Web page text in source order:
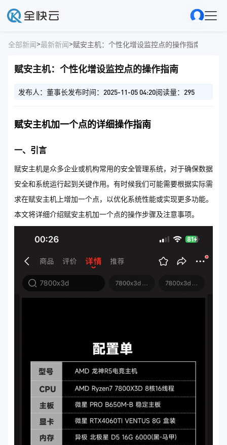
全部新闻>最新新闻>赋安主机：个性化增设监控点的操作指南
赋安主机：个性化增设监控点的操作指南
发布人：董事长发布时间：2025-11-05 04:20阅读量：295
赋安主机加一个点的详细操作指南
一、引言
赋安主机是众多企业或机构常用的安全管理系统，对于确保数据
安全和系统运行起到关键作用。有时候我们可能需要根据实际需
求在赋安主机上增加一个点，以优化系统性能或实现更多功能。
本文将详细介绍赋安主机加一个点的操作步骤及注意事项。